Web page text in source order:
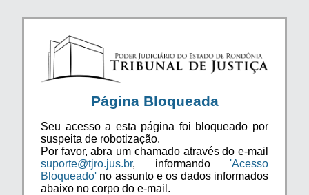
Página Bloqueada
Seu acesso a esta página foi bloqueado por
suspeita de robotização.
Por favor, abra um chamado através do e-mail
suporte@tjro.jus.br, informando 'Acesso
Bloqueado' no assunto e os dados informados
abaixo no corpo do e-mail.